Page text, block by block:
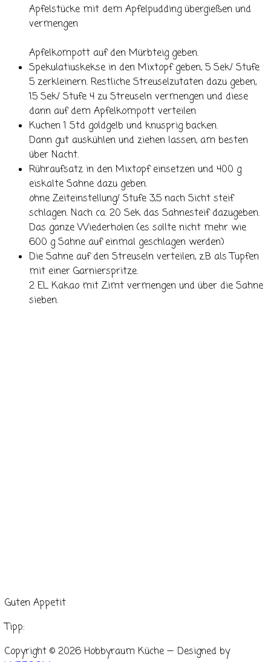
Apfelstücke mit dem Apfelpudding übergießen und
vermengen
Apfelkompott auf den Mürbteig geben.
Spekulatiuskekse in den Mixtopf geben, 5 Sek/ Stufe
5 zerkleinern. Restliche Streuselzutaten dazu geben,
15 Sek/ Stufe 4 zu Streuseln vermengen und diese
dann auf dem Apfelkompott verteilen
Kuchen 1 Std goldgelb und knusprig backen.
Dann gut auskühlen und ziehen lassen, am besten
über Nacht.
Rühraufsatz in den Mixtopf einsetzen und 400 g
eiskalte Sahne dazu geben.
ohne Zeiteinstellung/ Stufe 3,5 nach Sicht steif
schlagen. Nach ca. 20 Sek das Sahnesteif dazugeben.
Das ganze Wiederholen (es sollte nicht mehr wie
600 g Sahne auf einmal geschlagen werden)
Die Sahne auf den Streuseln verteilen, z.B als Tupfen
mit einer Garnierspritze.
2 EL Kakao mit Zimt vermengen und über die Sahne
sieben.
Guten Appetit
Tipp:
Copyright © 2026 Hobbyraum Küche — Designed by